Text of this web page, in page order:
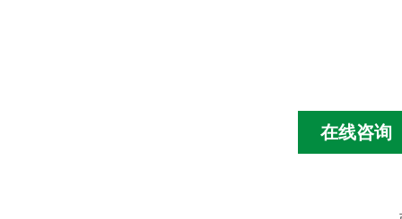
在线咨询